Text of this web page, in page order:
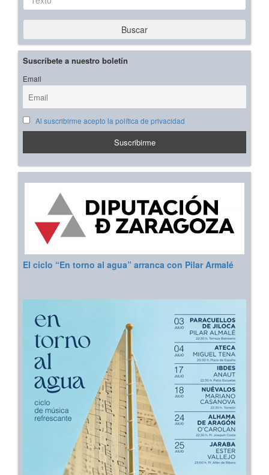
Buscar
Suscríbete a nuestro boletín
Email
Al suscribirme acepto la política de privacidad
El ciclo “En torno al agua” arranca con Pilar Armalé